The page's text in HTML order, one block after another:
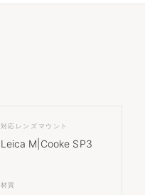
対応レンズマウント
Leica M|Cooke SP3
材質